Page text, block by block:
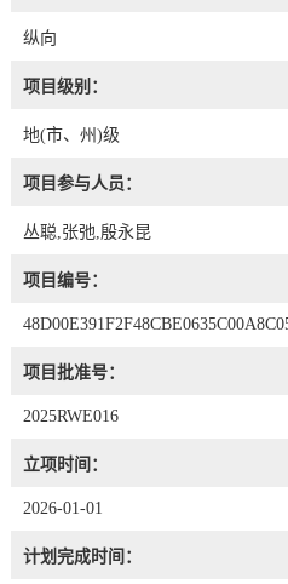
纵向
项目级别：
地(市、州)级
项目参与人员：
丛聪,张弛,殷永昆
项目编号：
项目批准号：
2025RWE016
立项时间：
2026-01-01
计划完成时间：